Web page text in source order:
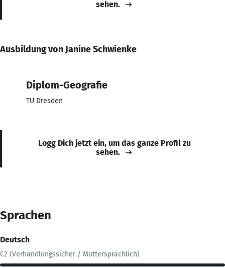
sehen.
Ausbildung von Janine Schwienke
Diplom-Geografie
TU Dresden
Logg Dich jetzt ein, um das ganze Profil zu
sehen.
Sprachen
Deutsch
C2 (Verhandlungssicher / Muttersprachlich)